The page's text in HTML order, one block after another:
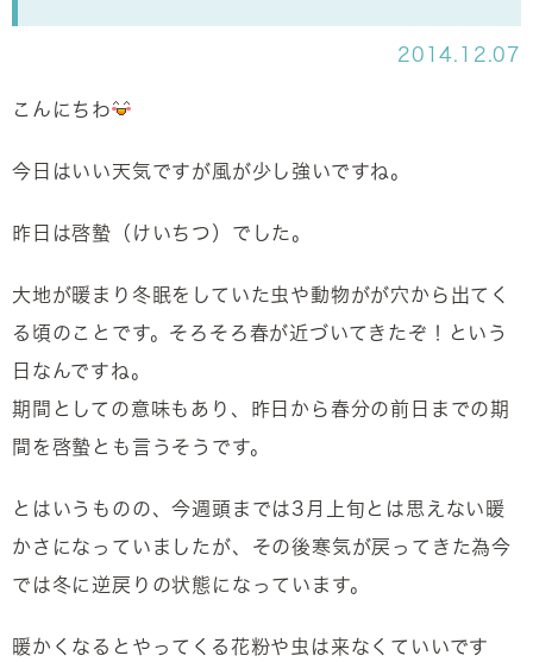
2014.12.07
こんにちわ
今日はいい天気ですが風が少し強いですね。
昨日は啓蟄（けいちつ）でした。
大地が暖まり冬眠をしていた虫や動物がが穴から出てく
る頃のことです。そろそろ春が近づいてきたぞ！という
日なんですね。
期間としての意味もあり、昨日から春分の前日までの期
間を啓蟄とも言うそうです。
とはいうものの、今週頭までは3月上旬とは思えない暖
かさになっていましたが、その後寒気が戻ってきた為今
では冬に逆戻りの状態になっています。
暖かくなるとやってくる花粉や虫は来なくていいです